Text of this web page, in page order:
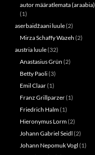
autor määratlemata (araabia)
(1)
aserbaidžaani luule(2)
Mirza Schaffy Wazeh (2)
austria luule(32)
Anastasius Grün (2)
Betty Paoli(3)
Emil Claar(1)
Franz Grillparzer(1)
Friedrich Halm(1)
Hieronymus Lorm(2)
Johann Gabriel Seidl (2)
Johann Nepomuk Vogl (1)